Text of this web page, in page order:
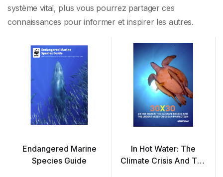
système vital, plus vous pourrez partager ces
connaissances pour informer et inspirer les autres.
Endangered Marine
Species Guide
In Hot Water: The
Climate Crisis And The